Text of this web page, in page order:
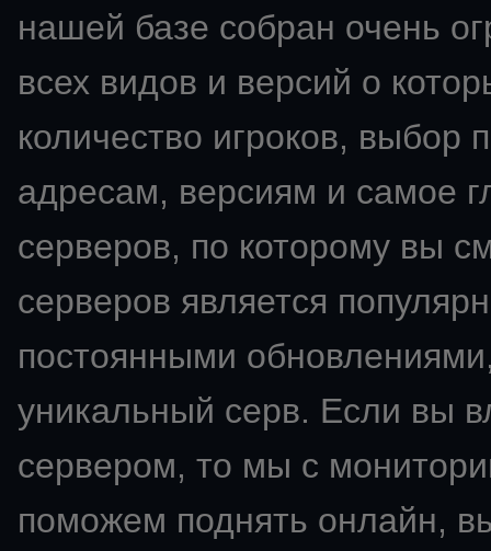
нашей базе собран очень
всех видов и версий о
количество игроков,
адресам, версиям и самое
серверов, по которому вы
серверов является
постоянными
уникальный серв. Если вы
сервером, то мы с
поможем поднять онлайн,